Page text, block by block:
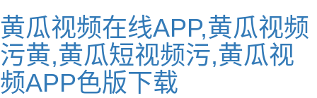
黄瓜视频在线APP,黄瓜视频
污黄,黄瓜短视频污,黄瓜视
频APP色版下载